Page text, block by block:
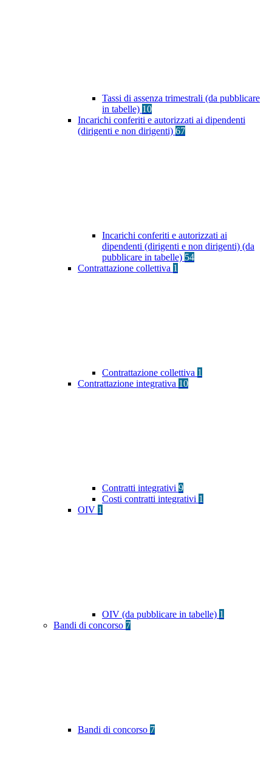
Tassi di assenza trimestrali (da pubblicare
in tabelle) 10
Incarichi conferiti e autorizzati ai dipendenti
(dirigenti e non dirigenti) 67
Incarichi conferiti e autorizzati ai
dipendenti (dirigenti e non dirigenti) (da
pubblicare in tabelle) 54
Contrattazione collettiva 1
Contrattazione collettiva 1
Contrattazione integrativa 10
Contratti integrativi 9
Costi contratti integrativi 1
OIV 1
OIV (da pubblicare in tabelle) 1
Bandi di concorso 7
Bandi di concorso 7